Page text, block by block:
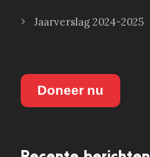
Jaarverslag 2024-2025
Doneer nu